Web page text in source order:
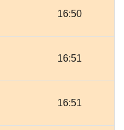
16:50
16:51
16:51